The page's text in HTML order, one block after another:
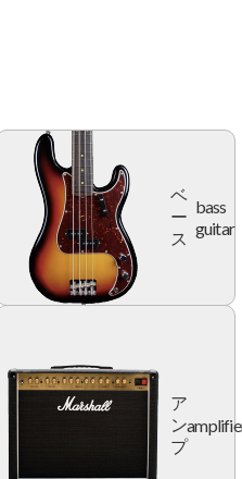
ベ
ー
ス
bass
guitar
ア
ン
プ